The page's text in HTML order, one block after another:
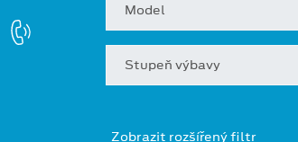
Model
Stupeň výbavy
Zobrazit rozšířený filtr